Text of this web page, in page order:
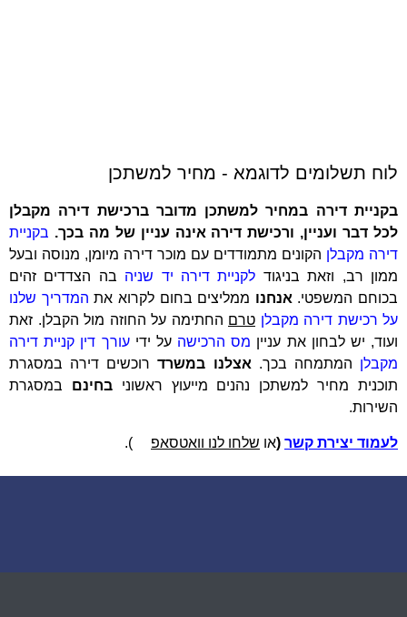
לוח תשלומים לדוגמא - מחיר למשתכן
בקניית דירה במחיר למשתכן מדובר ברכישת דירה מקבלן
לכל דבר ועניין, ורכישת דירה אינה עניין של מה בכך. בקניית
דירה מקבלן הקונים מתמודדים עם מוכר דירה מיומן, מנוסה ובעל
ממון רב, וזאת בניגוד לקניית דירה יד שניה בה הצדדים זהים
בכוחם המשפטי. אנחנו ממליצים בחום לקרוא את המדריך שלנו
על רכישת דירה מקבלן טרם החתימה על החוזה מול הקבלן. זאת
ועוד, יש לבחון את עניין מס הרכישה על ידיעורך דין קניית דירה
מקבלן המתמחה בכך. אצלנו במשרד רוכשים דירה במסגרת
תוכנית מחיר למשתכן נהנים מייעוץ ראשוניבחינם במסגרת
השירות.
לעמוד יצירת קשר (או שלחו לנו וואטסאפ ).